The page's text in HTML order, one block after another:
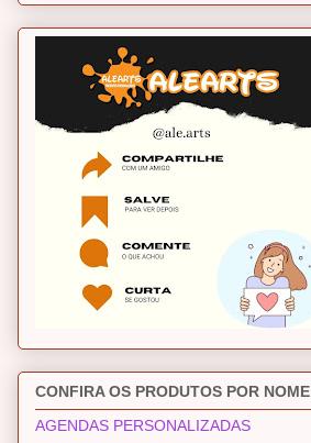
CONFIRA OS PRODUTOS POR NOME
AGENDAS PERSONALIZADAS